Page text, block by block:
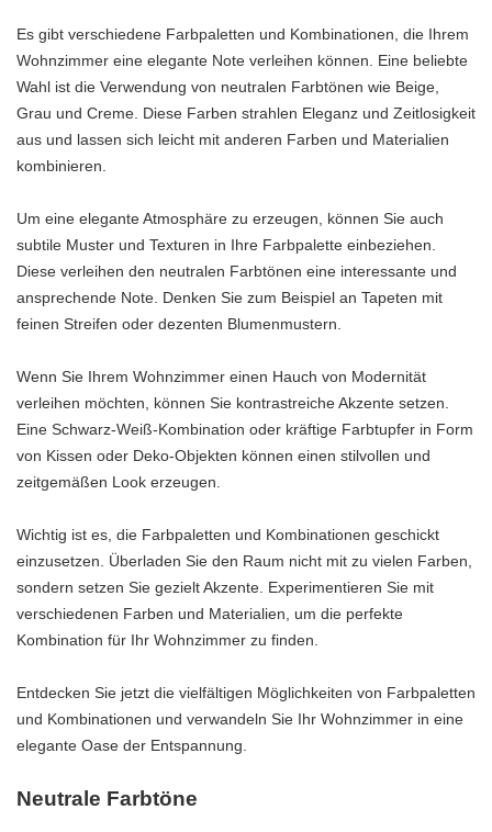
Es gibt verschiedene Farbpaletten und Kombinationen, die Ihrem
Wohnzimmer eine elegante Note verleihen können. Eine beliebte
Wahl ist die Verwendung von neutralen Farbtönen wie Beige,
Grau und Creme. Diese Farben strahlen Eleganz und Zeitlosigkeit
aus und lassen sich leicht mit anderen Farben und Materialien
kombinieren.
Um eine elegante Atmosphäre zu erzeugen, können Sie auch
subtile Muster und Texturen in Ihre Farbpalette einbeziehen.
Diese verleihen den neutralen Farbtönen eine interessante und
ansprechende Note. Denken Sie zum Beispiel an Tapeten mit
feinen Streifen oder dezenten Blumenmustern.
Wenn Sie Ihrem Wohnzimmer einen Hauch von Modernität
verleihen möchten, können Sie kontrastreiche Akzente setzen.
Eine Schwarz-Weiß-Kombination oder kräftige Farbtupfer in Form
von Kissen oder Deko-Objekten können einen stilvollen und
zeitgemäßen Look erzeugen.
Wichtig ist es, die Farbpaletten und Kombinationen geschickt
einzusetzen. Überladen Sie den Raum nicht mit zu vielen Farben,
sondern setzen Sie gezielt Akzente. Experimentieren Sie mit
verschiedenen Farben und Materialien, um die perfekte
Kombination für Ihr Wohnzimmer zu finden.
Entdecken Sie jetzt die vielfältigen Möglichkeiten von Farbpaletten
und Kombinationen und verwandeln Sie Ihr Wohnzimmer in eine
elegante Oase der Entspannung.
Neutrale Farbtöne